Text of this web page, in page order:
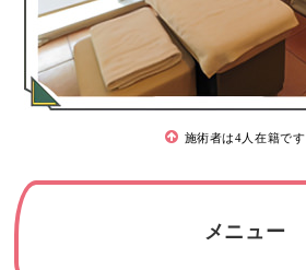
施術者は4人在籍です
メニュー